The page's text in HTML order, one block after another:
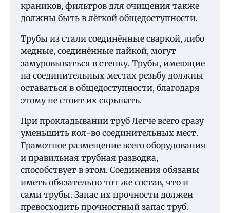
краников, фильтров для очищения также
должны быть в лёгкой общедоступности.
Трубы из стали соединённые сваркой, либо
медные, соединённые пайкой, могут
замуровываться в стенку. Трубы, имеющие
на соединительных местах резьбу должны
оставаться в общедоступности, благодаря
этому не стоит их скрывать.
При прокладывании труб Легче всего сразу
уменьшить кол-во соединительных мест.
Грамотное размещение всего оборудования
и правильная трубная разводка,
способствует в этом. Соединения обязаны
иметь обязательно тот же состав, что и
сами трубы. Запас их прочности должен
превосходить прочностный запас труб.